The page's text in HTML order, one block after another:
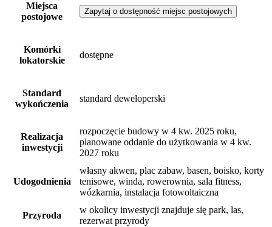
Miejsca
postojowe
Zapytaj o dostępność miejsc postojowych
Komórki
lokatorskie
dostępne
Standard
wykończenia
standard deweloperski
Realizacja
inwestycji
rozpoczęcie budowy w 4 kw. 2025 roku,
planowane oddanie do użytkowania w 4 kw.
2027 roku
Udogodnienia
własny akwen, plac zabaw, basen, boisko, korty
tenisowe, winda, rowerownia, sala fitness,
wózkarnia, instalacja fotowoltaiczna
Przyroda
w okolicy inwestycji znajduje się park, las,
rezerwat przyrody